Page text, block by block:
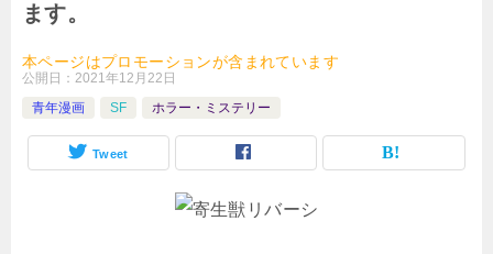
ます。
本ページはプロモーションが含まれています
公開日： 2021年12月22日
青年漫画
SF ホラー・ミステリー
Tweet